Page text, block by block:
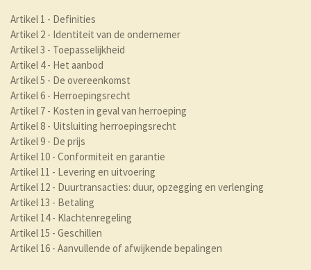
Artikel 1 - Definities
Artikel 2 - Identiteit van de ondernemer
Artikel 3 - Toepasselijkheid
Artikel 4 - Het aanbod
Artikel 5 - De overeenkomst
Artikel 6 - Herroepingsrecht
Artikel 7 - Kosten in geval van herroeping
Artikel 8 - Uitsluiting herroepingsrecht
Artikel 9 - De prijs
Artikel 10 - Conformiteit en garantie
Artikel 11 - Levering en uitvoering
Artikel 12 - Duurtransacties: duur, opzegging en verlenging
Artikel 13 - Betaling
Artikel 14 - Klachtenregeling
Artikel 15 - Geschillen
Artikel 16 - Aanvullende of afwijkende bepalingen